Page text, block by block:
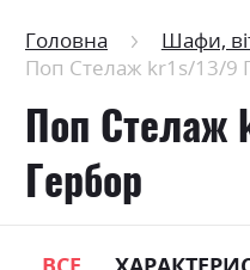
Головна Шафи,
Поп Стелаж kr1s/13/9
Поп
Гербор